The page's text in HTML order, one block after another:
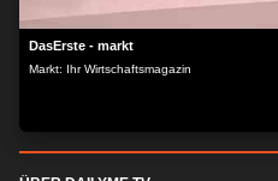
DasErste - markt
Markt: Ihr Wirtschaftsmagazin